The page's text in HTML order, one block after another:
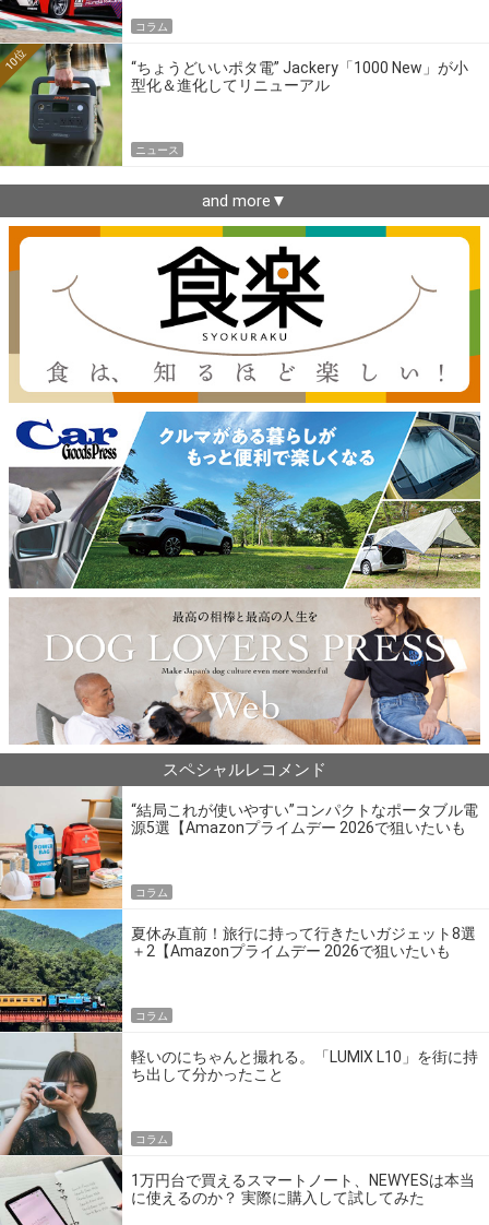
コラム
“ちょうどいいポタ電” Jackery「1000 New」が小
型化＆進化してリニューアル
10位
ニュース
and more▼
スペシャルレコメンド
“結局これが使いやすい”コンパクトなポータブル電
源5選【Amazonプライムデー 2026で狙いたいも
コラム
夏休み直前！旅行に持って行きたいガジェット8選
＋2【Amazonプライムデー 2026で狙いたいも
コラム
軽いのにちゃんと撮れる。「LUMIX L10」を街に持
ち出して分かったこと
コラム
1万円台で買えるスマートノート、NEWYESは本当
に使えるのか？ 実際に購入して試してみた